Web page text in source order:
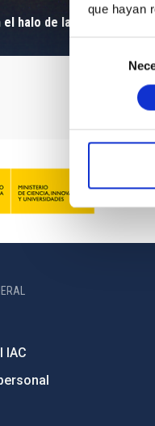
que hayan
consentimiento
halo de la Nebulosa del
IAC